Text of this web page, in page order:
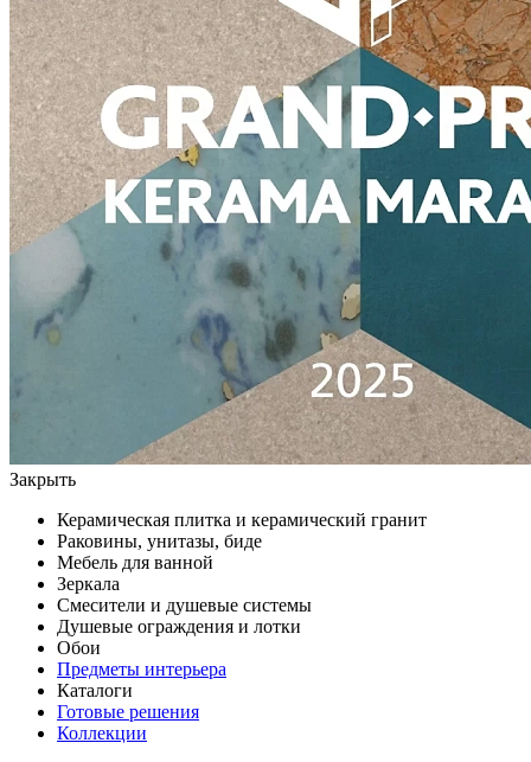
Закрыть
Керамическая плитка и керамический гранит
Раковины, унитазы, биде
Мебель для ванной
Зеркала
Смесители и душевые системы
Душевые ограждения и лотки
Обои
Предметы интерьера
Каталоги
Готовые решения
Коллекции